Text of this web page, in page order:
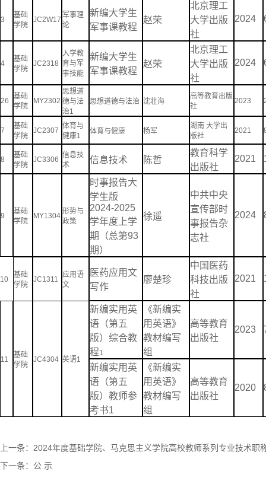
3
基础
学院
JC2W17
军事理
论
新编大学生
军事课教程
赵荣
北京理工
大学出版
社
2024
4
基础
学院
JC2318
入学教
育与军
事技能
新编大学生
军事课教程
赵荣
北京理工
大学出版
社
2024
26
基础
学院
MY2302
思想道
德与法
治1
思想道德与法治 沈壮海
高等教育出版
社
2023
7
基础
学院
JC2307
体育与
健康1
体育与健康 杨军
湖南 大学出
版社
2021
8
基础
学院
JC3306
信息技
术
信息技术 陈哲
教育科学
出版社
2021
9
基础
学院
MY1304
形势与
政策
时事报告大
学生版
2024-2025
学年度上学
期（总第93
期）
徐遥
中共中央
宣传部时
事报告杂
志社
2024
10
基础
学院
JC1311
应用语
文
医药应用文
写作
廖楚珍
中国医药
科技出版
社
2021
11
基础
学院
JC4304 英语1
新编实用英
语（第五
版）综合教
程1
《新编实
用英语》
教材编写
组
高等教育
出版社
2023
新编实用英
语（第五
版）教师参
考书1
《新编实
用英语》
教材编写
组
高等教育
出版社
2020
上一条： 2024年度基础学院、马克思主义学院高校教师系列专业技术职
下一条： 公 示